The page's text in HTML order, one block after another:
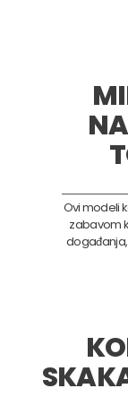
Ovi modeli
zabavom